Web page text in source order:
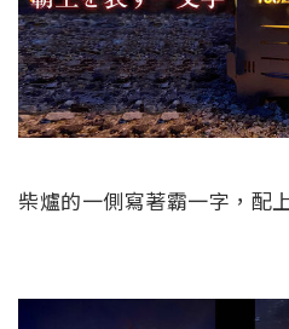
柴爐的一側寫著霸一字，配